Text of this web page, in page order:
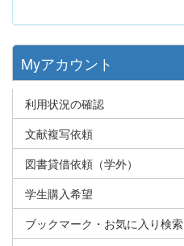
Myアカウント
利用状況の確認
文献複写依頼
図書貸借依頼（学外）
学生購入希望
ブックマーク・お気に入り検索